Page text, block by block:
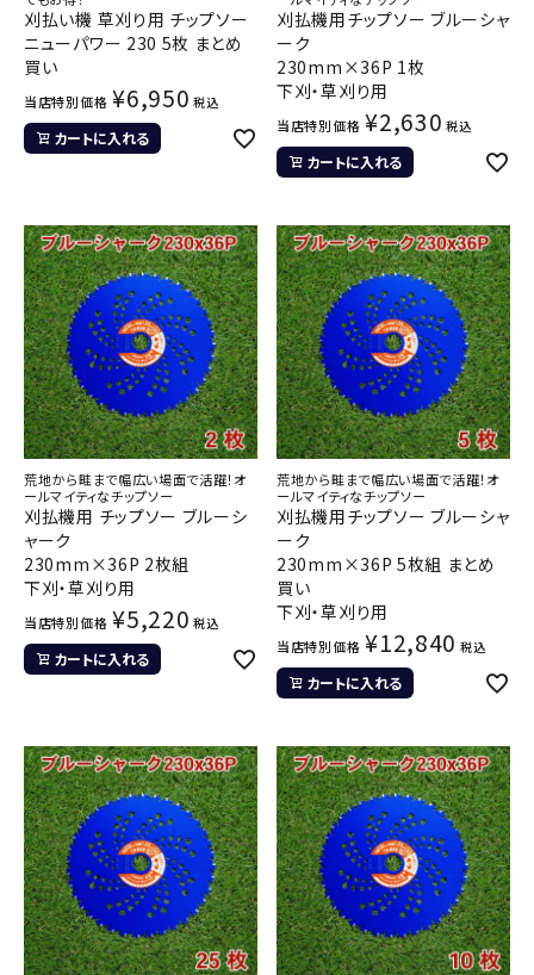
刈払い機 草刈り用 チップソー
ニューパワー 230 5枚 まとめ
買い
当店特別価格 ¥6,950 税込
カートに入れる
刈払機用チップソー ブルーシャ
ーク
230mm×36P 1枚
下刈・草刈り用
当店特別価格 ¥2,630 税込
カートに入れる
荒地から畦まで幅広い場面で活躍！オ
ールマイティなチップソー
刈払機用 チップソー ブルーシ
ャーク
230mm×36P 2枚組
下刈・草刈り用
当店特別価格 ¥5,220 税込
カートに入れる
荒地から畦まで幅広い場面で活躍！オ
ールマイティなチップソー
刈払機用チップソー ブルーシャ
ーク
230mm×36P 5枚組 まとめ
買い
下刈・草刈り用
当店特別価格 ¥12,840 税込
カートに入れる